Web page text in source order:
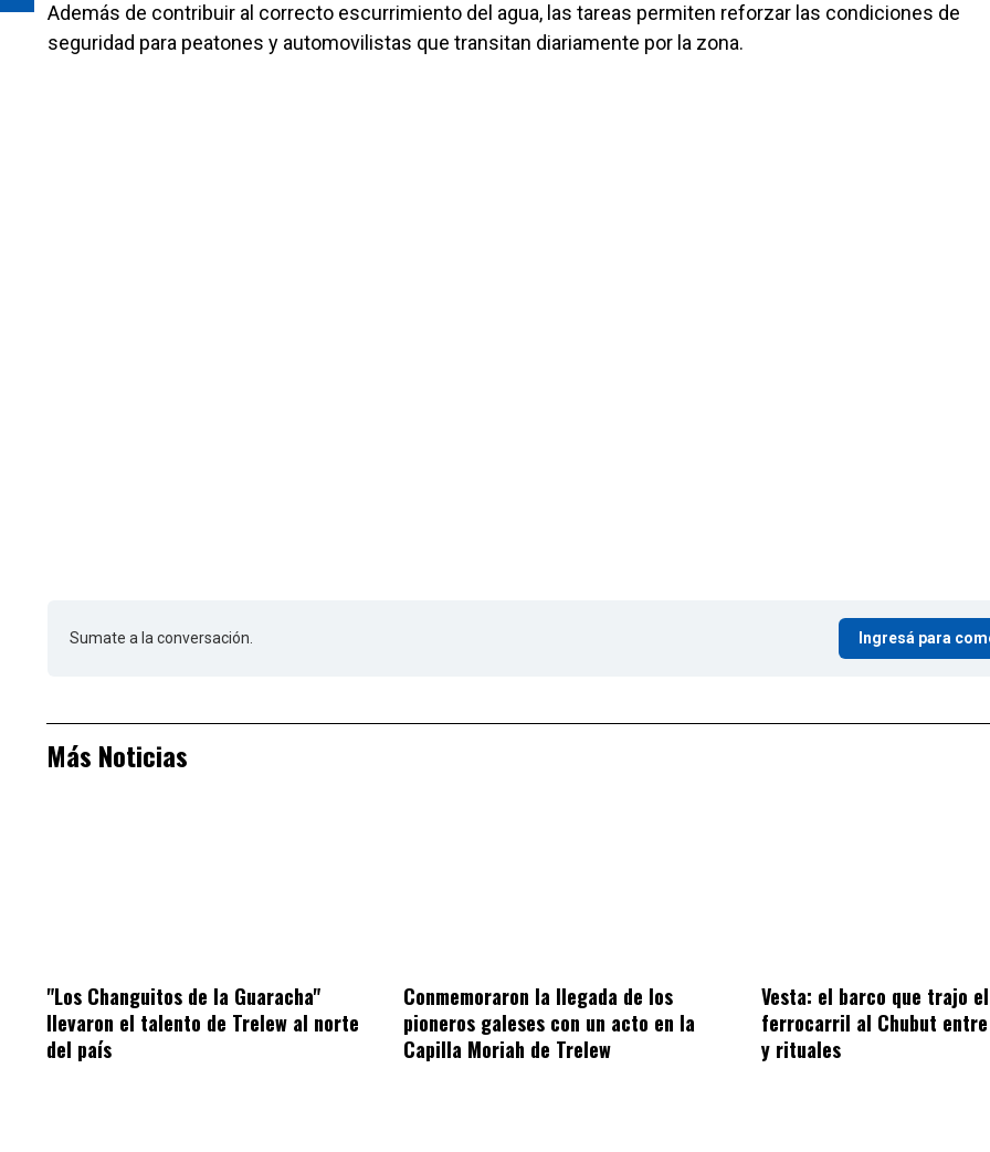
Además de contribuir al correcto escurrimiento del agua, las tareas permiten reforzar las condiciones de
seguridad para peatones y automovilistas que transitan diariamente por la zona.
Sumate a la conversación. Ingresá para
Más Noticias
"Los Changuitos de la Guaracha"
llevaron el talento de Trelew al norte
del país
Conmemoraron la llegada de los
pioneros galeses con un acto en la
Capilla Moriah de Trelew
Vesta: el barco que trajo el
ferrocarril al Chubut
y rituales